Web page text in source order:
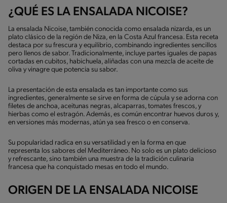
¿QUÉ ES LA ENSALADA NICOISE?
La ensalada Nicoise, también conocida como ensalada nizarda, es un
plato clásico de la región de Niza, en la Costa Azul francesa. Esta receta
destaca por su frescura y equilibrio, combinando ingredientes sencillos
pero llenos de sabor. Tradicionalmente, incluye partes iguales de papas
cortadas en cubitos, habichuela, aliñadas con una mezcla de aceite de
oliva y vinagre que potencia su sabor.
La presentación de esta ensalada es tan importante como sus
ingredientes, generalmente se sirve en forma de cúpula y se adorna con
filetes de anchoa, aceitunas negras, alcaparras, tomates frescos, y
hierbas como el estragón. Además, es común encontrar huevos duros y,
en versiones más modernas, atún ya sea fresco o en conserva.
Su popularidad radica en su versatilidad y en la forma en que
representa los sabores del Mediterráneo. No solo es un plato delicioso
y refrescante, sino también una muestra de la tradición culinaria
francesa que ha conquistado mesas en todo el mundo.
ORIGEN DE LA ENSALADA NICOISE